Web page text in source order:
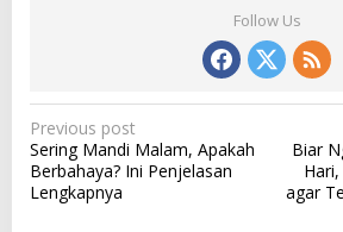
Follow Us
P
o
s
Previous post
Sering Mandi Malam, Apakah
Berbahaya? Ini Penjelasan
Lengkapnya
Biar
agar